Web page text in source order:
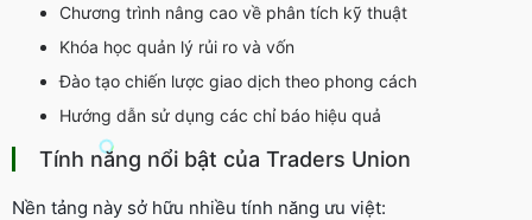
Chương trình nâng cao về phân tích kỹ thuật
Khóa học quản lý rủi ro và vốn
Đào tạo chiến lược giao dịch theo phong cách
Hướng dẫn sử dụng các chỉ báo hiệu quả
Tính năng nổi bật của Traders Union
Nền tảng này sở hữu nhiều tính năng ưu việt: